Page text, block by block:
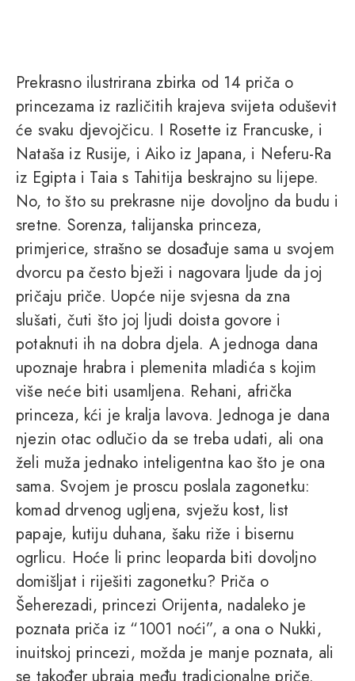
Prekrasno ilustrirana zbirka od 14 priča o
princezama iz različitih krajeva svijeta oduševit
će svaku djevojčicu. I Rosette iz Francuske, i
Nataša iz Rusije, i Aiko iz Japana, i Neferu-Ra
iz Egipta i Taia s Tahitija beskrajno su lijepe.
No, to što su prekrasne nije dovoljno da budu i
sretne. Sorenza, talijanska princeza,
primjerice, strašno se dosađuje sama u svojem
dvorcu pa često bježi i nagovara ljude da joj
pričaju priče. Uopće nije svjesna da zna
slušati, čuti što joj ljudi doista govore i
potaknuti ih na dobra djela. A jednoga dana
upoznaje hrabra i plemenita mladića s kojim
više neće biti usamljena. Rehani, afrička
princeza, kći je kralja lavova. Jednoga je dana
njezin otac odlučio da se treba udati, ali ona
želi muža jednako inteligentna kao što je ona
sama. Svojem je proscu poslala zagonetku:
komad drvenog ugljena, svježu kost, list
papaje, kutiju duhana, šaku riže i bisernu
ogrlicu. Hoće li princ leoparda biti dovoljno
domišljat i riješiti zagonetku? Priča o
Šeherezadi, princezi Orijenta, nadaleko je
poznata priča iz “1001 noći”, a ona o Nukki,
inuitskoj princezi, možda je manje poznata, ali